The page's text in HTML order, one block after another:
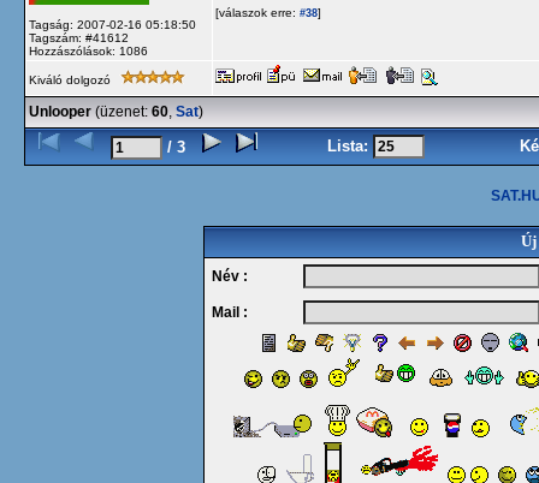
Tagság: 2007-02-16 05:18:50
Tagszám: #41612
Hozzászólások: 1086
[válaszok erre: #38]
Kiváló dolgozó
Unlooper (üzenet: 60, Sat)
/ 3 Lista:
Új
Név :
Mail :